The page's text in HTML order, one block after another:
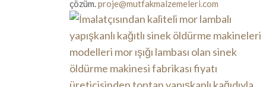
çözüm.proje@mutfakmalzemeleri.com